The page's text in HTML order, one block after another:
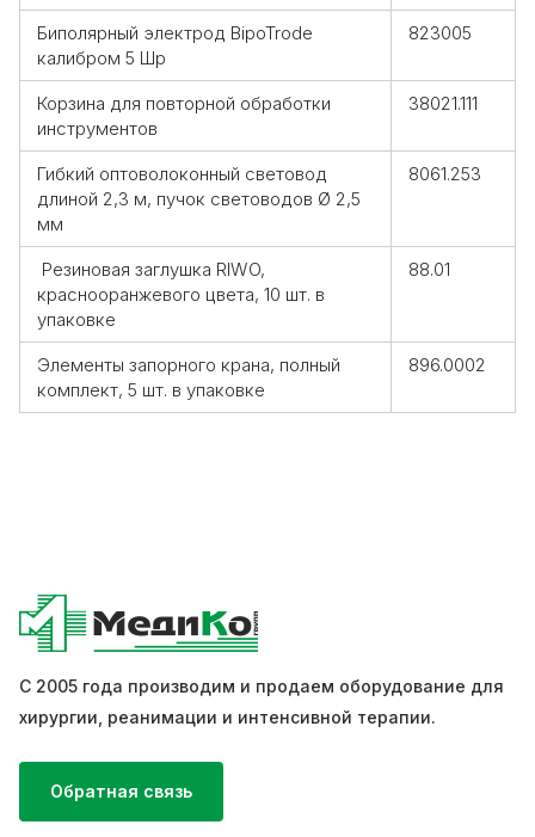
Биполярный электрод BipoTrode
калибром 5 Шр
823005
Корзина для повторной обработки
инструментов
38021.111
Гибкий оптоволоконный световод
длиной 2,3 м, пучок световодов Ø 2,5
мм
8061.253
Резиновая заглушка RIWO,
краснооранжевого цвета, 10 шт. в
упаковке
88.01
Элементы запорного крана, полный
комплект, 5 шт. в упаковке
896.0002
С 2005 года производим и продаем оборудование для
хирургии, реанимации и интенсивной терапии.
Обратная связь